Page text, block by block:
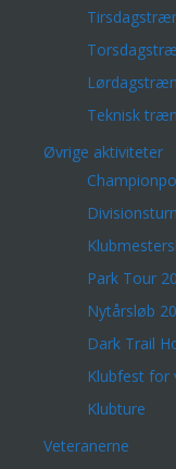
Teknisk
Øvrige aktiviteter
Park Tour
Nytårsløb
Dark Trail
Klubfest for
Klubture
Veteranerne